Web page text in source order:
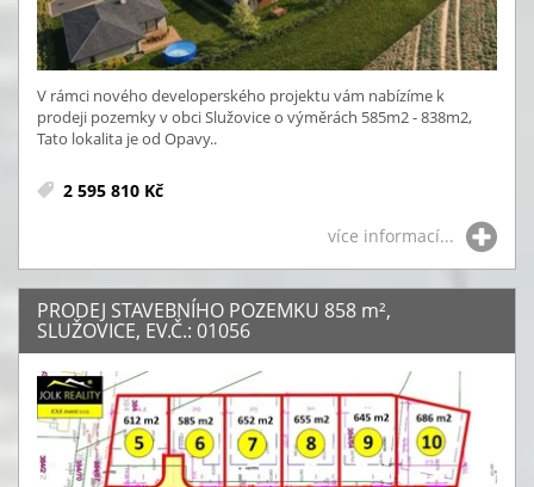
V rámci nového developerského projektu vám nabízíme k
prodeji pozemky v obci Služovice o výměrách 585m2 - 838m2,
Tato lokalita je od Opavy..
2 595 810 Kč
více informací...
PRODEJ STAVEBNÍHO POZEMKU 858 m²,
SLUŽOVICE, EV.Č.: 01056